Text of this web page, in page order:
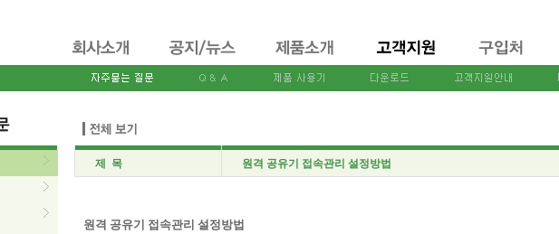
제 목 원격 공유기 접속관리 설정방법
원격 공유기 접속관리 설정방법